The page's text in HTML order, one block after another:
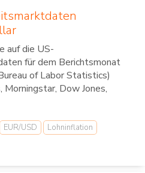
auf die US-
für dem Berichtsmonat
of Labor Statistics)
Dow Jones,
EUR/USD
Lohninflation